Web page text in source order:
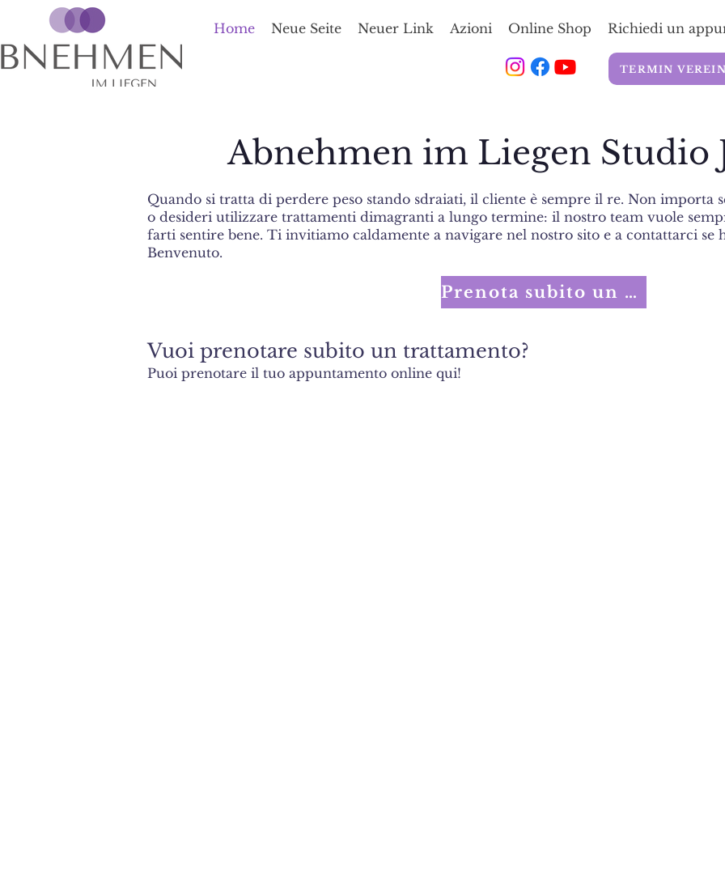
Home Neue Seite Neuer Link Azioni Online Shop Richiedi un
TERMIN
Abnehmen im Liegen Studio
Quando si tratta di perdere peso stando sdraiati, il cliente è sempre il re. Non importa
o desideri utilizzare trattamenti dimagranti a lungo termine: il nostro team vuole
farti sentire bene. Ti invitiamo caldamente a navigare nel nostro sito e a contattarci se
Benvenuto.
Prenota subito un appuntamento!
Vuoi prenotare subito un trattamento?
Puoi prenotare il tuo appuntamento online qui!